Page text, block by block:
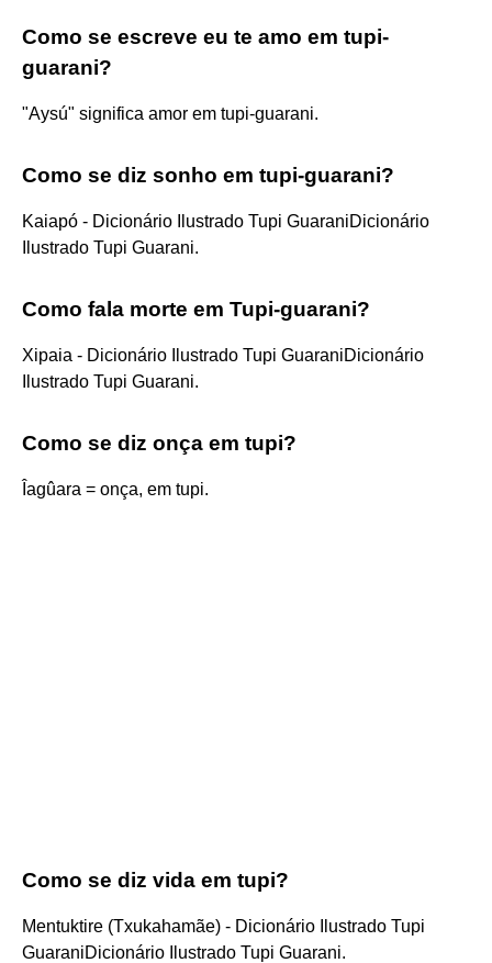
Como se escreve eu te amo em tupi-
guarani?
"Aysú" significa amor em tupi-guarani.
Como se diz sonho em tupi-guarani?
Kaiapó - Dicionário Ilustrado Tupi GuaraniDicionário
Ilustrado Tupi Guarani.
Como fala morte em Tupi-guarani?
Xipaia - Dicionário Ilustrado Tupi GuaraniDicionário
Ilustrado Tupi Guarani.
Como se diz onça em tupi?
Îagûara = onça, em tupi.
Como se diz vida em tupi?
Mentuktire (Txukahamãe) - Dicionário Ilustrado Tupi
GuaraniDicionário Ilustrado Tupi Guarani.